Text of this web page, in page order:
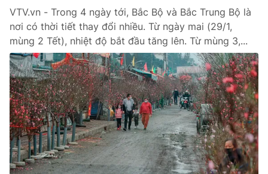
Ðiện thoại Thời báo VTV:
024.66 897 897
Email:toasoan@vtv.vn
Liên hệ quảng cáo:024-7300.7108
VTV.vn - Trong 4 ngày tới, Bắc Bộ và Bắc Trung Bộ là
nơi có thời tiết thay đổi nhiều. Từ ngày mai (29/1,
mùng 2 Tết), nhiệt độ bắt đầu tăng lên. Từ mùng 3,...